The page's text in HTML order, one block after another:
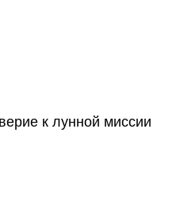
к лунной миссии